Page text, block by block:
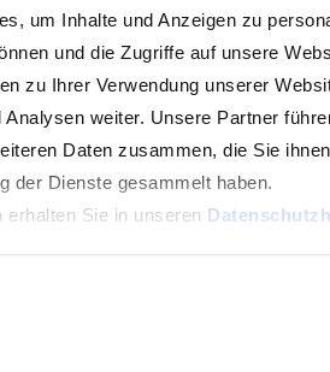
um Inhalte und Anzeigen zu
und die Zugriffe auf unsere
zu Ihrer Verwendung unserer
Analysen weiter. Unsere Partner
Daten zusammen, die Sie
der Dienste gesammelt haben.
Sie in unseren
Daten werden
Frist von sieben Tagen gelöscht.
und
Möglichkeit, der Verarbeitung
Daten im Rahmen der
Daten, die im Zuge